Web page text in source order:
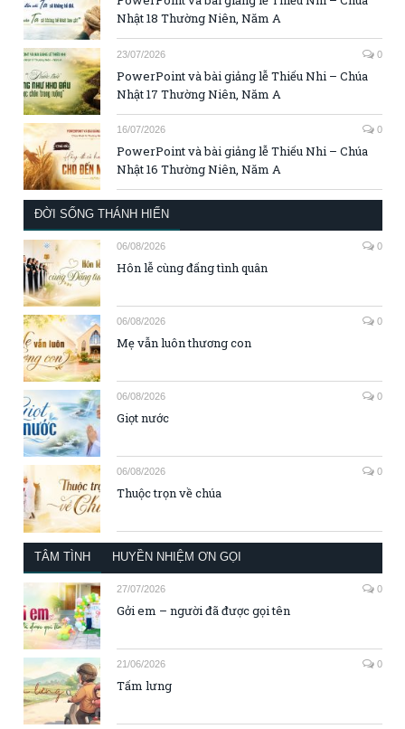
Nhật 18 Thường Niên, Năm A
23/07/2026 0
PowerPoint và bài giảng lễ Thiếu Nhi – Chúa
Nhật 17 Thường Niên, Năm A
16/07/2026 0
PowerPoint và bài giảng lễ Thiếu Nhi – Chúa
Nhật 16 Thường Niên, Năm A
ĐỜI SỐNG THÁNH HIẾN
06/08/2026 0
Hôn lễ cùng đấng tình quân
06/08/2026 0
Mẹ vẫn luôn thương con
06/08/2026 0
Giọt nước
06/08/2026 0
Thuộc trọn về chúa
TÂM TÌNH HUYỀN NHIỆM ƠN GỌI
27/07/2026 0
Gởi em – người đã được gọi tên
21/06/2026 0
Tấm lưng